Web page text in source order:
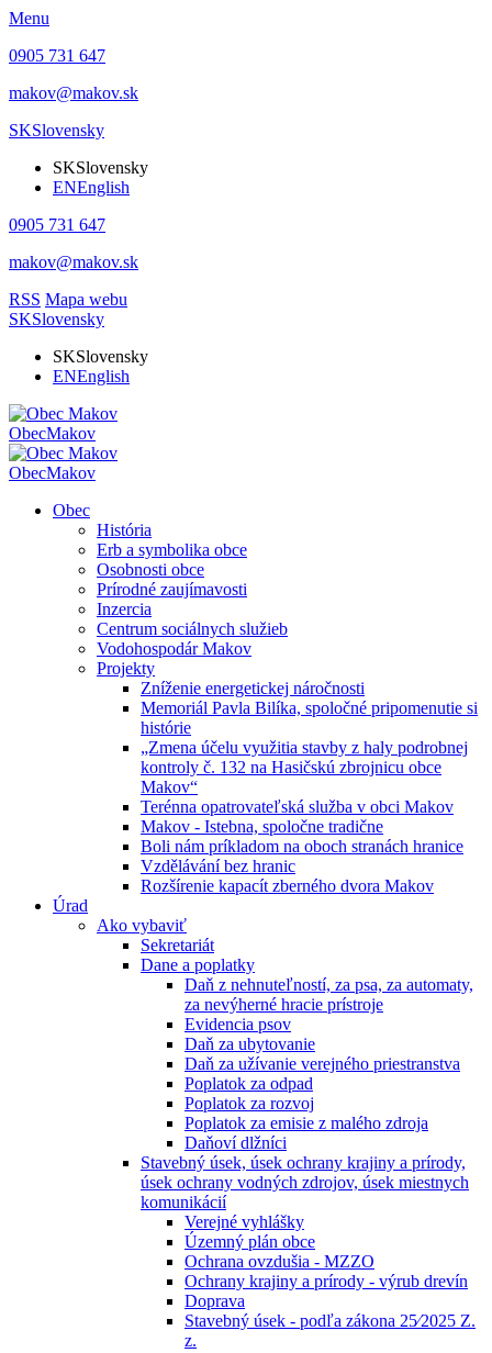
Menu
0905 731 647
makov@makov.sk
SKSlovensky
SKSlovensky
ENEnglish
0905 731 647
makov@makov.sk
RSS Mapa webu
SKSlovensky
SKSlovensky
ENEnglish
ObecMakov
ObecMakov
Obec
História
Erb a symbolika obce
Osobnosti obce
Prírodné zaujímavosti
Inzercia
Centrum sociálnych služieb
Vodohospodár Makov
Projekty
Zníženie energetickej náročnosti
Memoriál Pavla Bilíka, spoločné pripomenutie si
histórie
„Zmena účelu využitia stavby z haly podrobnej
kontroly č. 132 na Hasičskú zbrojnicu obce
Makov“
Terénna opatrovateľská služba v obci Makov
Makov - Istebna, spoločne tradične
Boli nám príkladom na oboch stranách hranice
Vzdělávání bez hranic
Rozšírenie kapacít zberného dvora Makov
Úrad
Ako vybaviť
Sekretariát
Dane a poplatky
Daň z nehnuteľností, za psa, za automaty,
za nevýherné hracie prístroje
Evidencia psov
Daň za ubytovanie
Daň za užívanie verejného priestranstva
Poplatok za odpad
Poplatok za rozvoj
Poplatok za emisie z malého zdroja
Daňoví dlžníci
Stavebný úsek, úsek ochrany krajiny a prírody,
úsek ochrany vodných zdrojov, úsek miestnych
komunikácií
Verejné vyhlášky
Územný plán obce
Ochrana ovzdušia - MZZO
Ochrany krajiny a prírody - výrub drevín
Doprava
Stavebný úsek - podľa zákona 25⁄2025 Z.
z.